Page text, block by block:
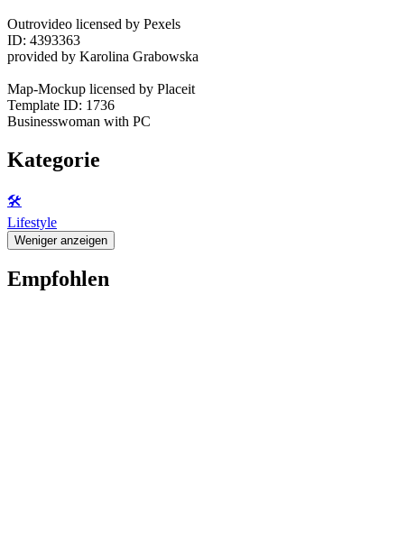
Outrovideo licensed by Pexels
ID: 4393363
provided by Karolina Grabowska
Map-Mockup licensed by Placeit
Template ID: 1736
Businesswoman with PC
Kategorie
🛠️
Lifestyle
Weniger anzeigen
Empfohlen